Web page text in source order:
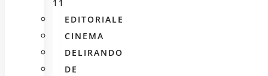
11
EDITORIALE
CINEMA
DELIRANDO
DE